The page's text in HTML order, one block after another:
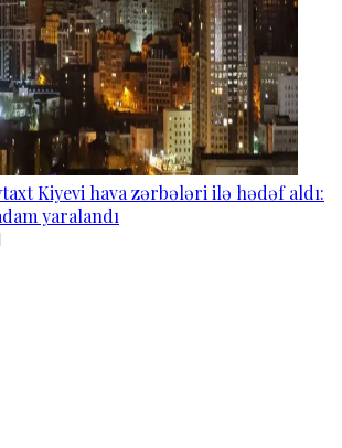
Kiyevi hava zərbələri ilə hədəf aldı:
yaralandı